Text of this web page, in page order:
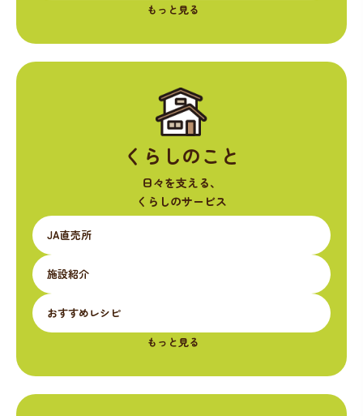
もっと見る
くらしのこと
日々を支える、
くらしのサービス
JA直売所
施設紹介
おすすめレシピ
もっと見る